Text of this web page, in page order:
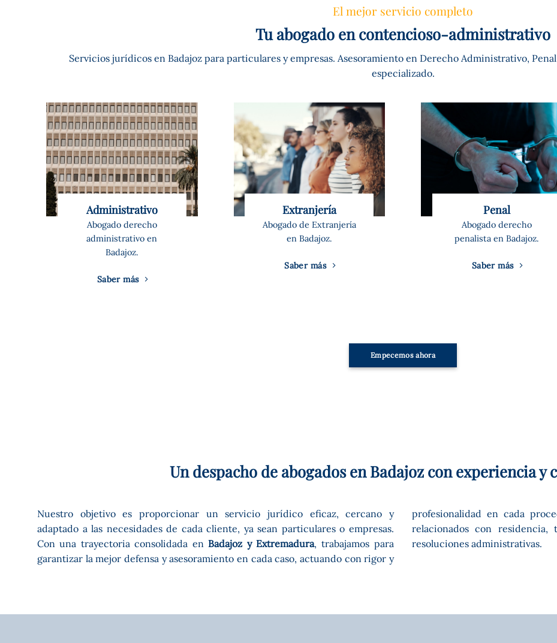
El mejor servicio completo
Tu abogado en contencioso-administrativo
Servicios jurídicos en Badajoz para particulares y empresas. Asesoramiento en Derecho Administrativo,
especializado.
Administrativo
Abogado derecho
administrativo en
Badajoz.
Saber más
Extranjería
Abogado de Extranjería
en Badajoz.
Saber más
Penal
Abogado derecho
penalista en Badajoz.
Saber más
Empecemos ahora
Un despacho de abogados en Badajoz con experiencia y
Nuestro objetivo es proporcionar un servicio jurídico eficaz, cercano y
adaptado a las necesidades de cada cliente, ya sean particulares o empresas.
Con una trayectoria consolidada en Badajoz y Extremadura, trabajamos para
garantizar la mejor defensa y asesoramiento en cada caso, actuando con rigor y
profesionalidad en cada
relacionados con residencia,
resoluciones administrativas.